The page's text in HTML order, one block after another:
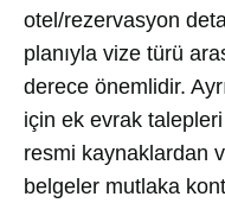
otel/rezervasyon
planıyla vize türü
derece önemlidir.
için ek evrak
resmi kaynaklardan
belgeler mutlaka